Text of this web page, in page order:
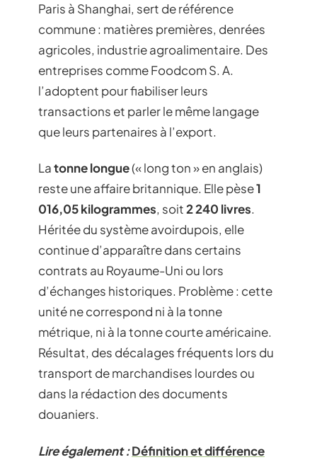
Paris à Shanghai, sert de référence
commune : matières premières, denrées
agricoles, industrie agroalimentaire. Des
entreprises comme Foodcom S. A.
l’adoptent pour fiabiliser leurs
transactions et parler le même langage
que leurs partenaires à l’export.
Latonne longue(« long ton » en anglais)
reste une affaire britannique. Elle pèse1
016,05 kilogrammes, soit2 240 livres.
Héritée du système avoirdupois, elle
continue d’apparaître dans certains
contrats au Royaume-Uni ou lors
d’échanges historiques. Problème : cette
unité ne correspond ni à la tonne
métrique, ni à la tonne courte américaine.
Résultat, des décalages fréquents lors du
transport de marchandises lourdes ou
dans la rédaction des documents
douaniers.
Lire également :Définition et différence